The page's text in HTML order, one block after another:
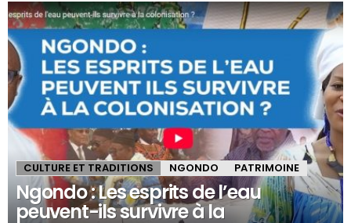
CULTURE ET TRADITIONS NGONDO PATRIMOINE
Ngondo : Les esprits de l’eau
peuvent-ils survivre à la